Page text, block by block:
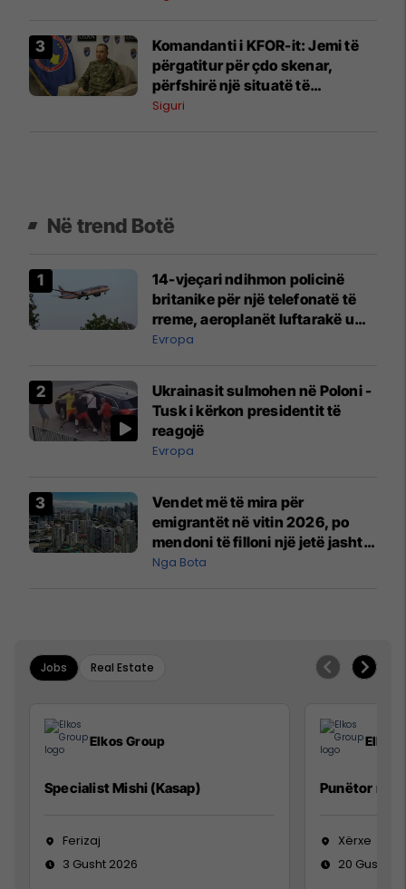
Komandanti i KFOR-it: Jemi të
përgatitur për çdo skenar,
përfshirë një situatë të
ngjashme me Banjskën
Siguri
Në trend Botë
14-vjeçari ndihmon policinë
britanike për një telefonatë të
rreme, aeroplanët luftarakë u
ngritën në ajër për të
Mançesterit
Evropa
Ukrainasit sulmohen në Poloni -
Tusk i kërkon presidentit të
reagojë
Evropa
Vendet më të mira për
emigrantët në vitin 2026, po
mendoni të filloni një jetë jashtë
vendit?
Nga Bota
Jobs Real Estate
Elkos Group
Specialist Mishi (Kasap)
Ferizaj
3 Gusht 2026
Elkos
Punëtor në
Xërxe
20 Gusht